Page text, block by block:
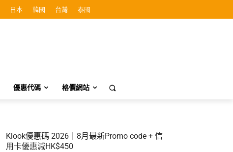
日本 韓國 台灣 泰國
優惠代碼 格價網站
Klook優惠碼 2026｜8月最新Promo code + 信
用卡優惠減HK$450